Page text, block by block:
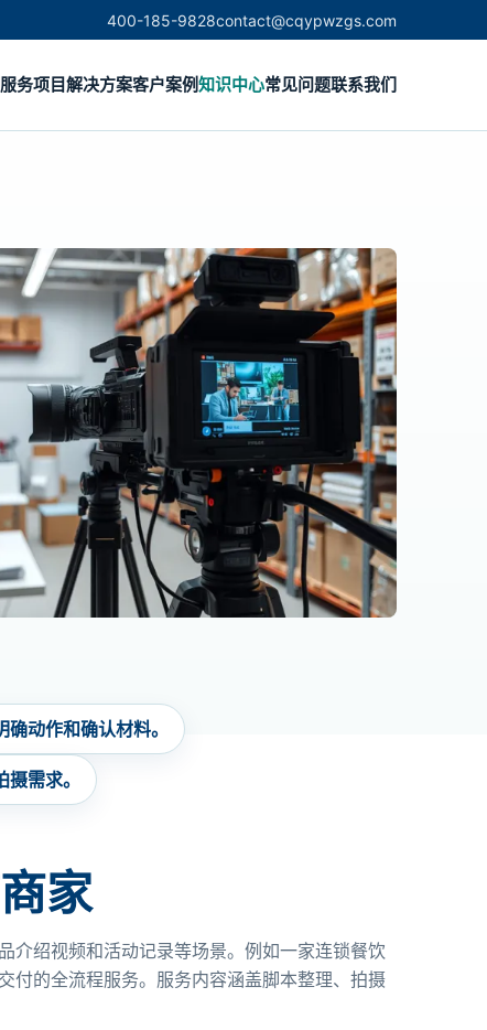
400-185-9828contact@cqypwzgs.com
服务项目解决方案客户案例知识中心常见问题联系我们
动作和确认材料。
需求。
家
介绍视频和活动记录等场景。例如一家连锁餐饮
付的全流程服务。服务内容涵盖脚本整理、拍摄